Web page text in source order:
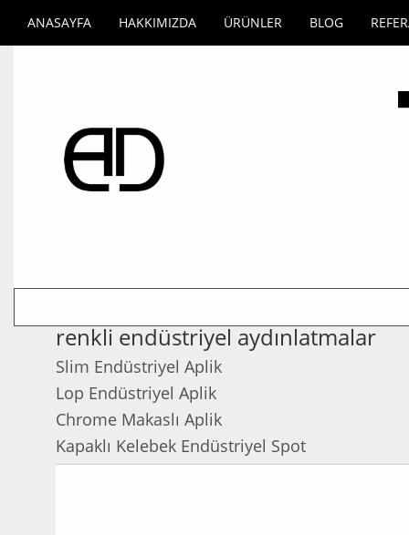
ANASAYFA HAKKIMIZDA ÜRÜNLER BLOG
renkli endüstriyel aydınlatmalar
Slim Endüstriyel Aplik
Lop Endüstriyel Aplik
Chrome Makaslı Aplik
Kapaklı Kelebek Endüstriyel Spot